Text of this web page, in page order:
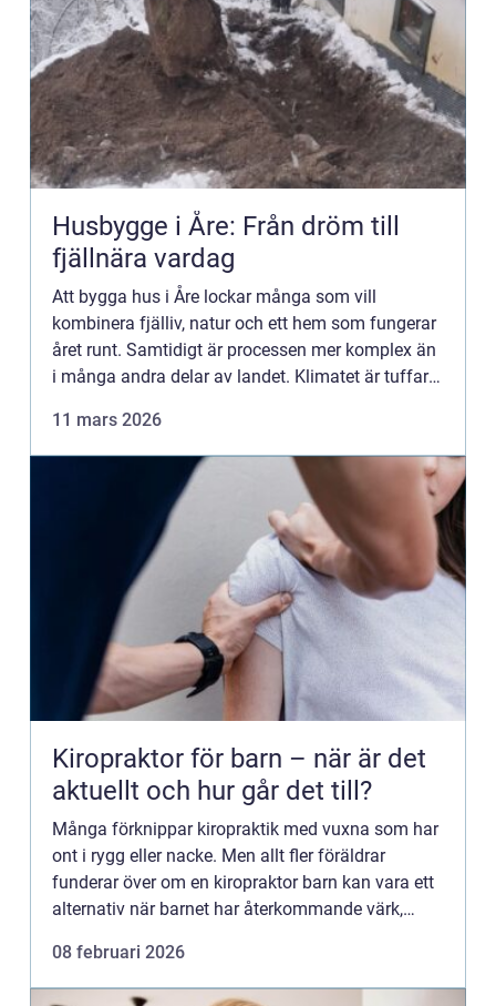
Husbygge i Åre: Från dröm till
fjällnära vardag
Att bygga hus i Åre lockar många som vill
kombinera fjälliv, natur och ett hem som fungerar
året runt. Samtidigt är processen mer komplex än
i många andra delar av landet. Klimatet är tuffare,
11 mars 2026
Kiropraktor för barn – när är det
aktuellt och hur går det till?
Många förknippar kiropraktik med vuxna som har
ont i rygg eller nacke. Men allt fler föräldrar
funderar över om en kiropraktor barn kan vara ett
alternativ när barnet har återkommande värk,
08 februari 2026